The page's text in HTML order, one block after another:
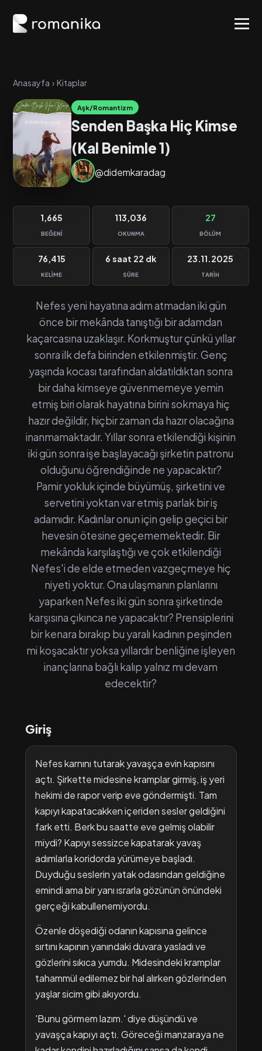
Anasayfa › Kitaplar
Aşk/Romantizm
Senden Başka Hiç Kimse
(Kal Benimle 1)
@didemkaradag
1,665
BEĞENI
113,036
OKUNMA
27
BÖLÜM
76,415
KELIME
6 saat 22 dk
SÜRE
23.11.2025
TARIH
Nefes yeni hayatına adım atmadan iki gün
önce bir mekânda tanıştığı bir adamdan
kaçarcasına uzaklaşır. Korkmuştur çünkü yıllar
sonra ilk defa birinden etkilenmiştir. Genç
yaşında kocası tarafından aldatıldıktan sonra
bir daha kimseye güvenmemeye yemin
etmiş biri olarak hayatına birini sokmaya hiç
hazır değildir, hiçbir zaman da hazır olacağına
inanmamaktadır. Yıllar sonra etkilendiği kişinin
iki gün sonra işe başlayacağı şirketin patronu
olduğunu öğrendiğinde ne yapacaktır?
Pamir yokluk içinde büyümüş, şirketini ve
servetini yoktan var etmiş parlak bir iş
adamıdır. Kadınlar onun için gelip geçici bir
hevesin ötesine geçememektedir. Bir
mekânda karşılaştığı ve çok etkilendiği
Nefes'i de elde etmeden vazgeçmeye hiç
niyeti yoktur. Ona ulaşmanın planlarını
yaparken Nefes iki gün sonra şirketinde
karşısına çıkınca ne yapacaktır? Prensiplerini
bir kenara bırakıp bu yaralı kadının peşinden
mi koşacaktır yoksa yıllardır benliğine işleyen
inançlarına bağlı kalıp yalnız mı devam
edecektir?
Giriş
Nefes karnını tutarak yavaşça evin kapısını
açtı. Şirkette midesine kramplar girmiş, iş yeri
hekimi de rapor verip eve göndermişti. Tam
kapıyı kapatacakken içeriden sesler geldiğini
fark etti. Berk bu saatte eve gelmiş olabilir
miydi? Kapıyı sessizce kapatarak yavaş
adımlarla koridorda yürümeye başladı.
Duyduğu seslerin yatak odasından geldiğine
emindi ama bir yanı ısrarla gözünün önündeki
gerçeği kabullenemiyordu.
Özenle döşediği odanın kapısına gelince
sırtını kapının yanındaki duvara yasladı ve
gözlerini sıkıca yumdu. Midesindeki kramplar
tahammül edilemez bir hal alırken gözlerinden
yaşlar sicim gibi akıyordu.
'Bunu görmem lazım.' diye düşündü ve
yavaşça kapıyı açtı. Göreceği manzaraya ne